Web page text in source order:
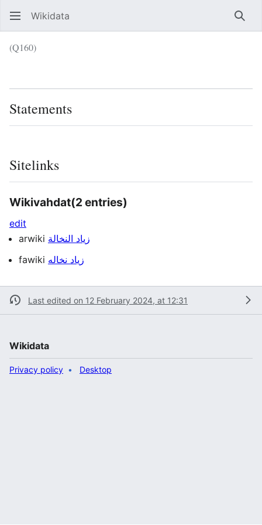
Wikidata
(Q160)
Statements
Sitelinks
Wikivahdat(2 entries)
edit
arwiki زياد النخالة
fawiki زیاد نخاله
Last edited on 12 February 2024, at 12:31
Wikidata
Privacy policy Desktop